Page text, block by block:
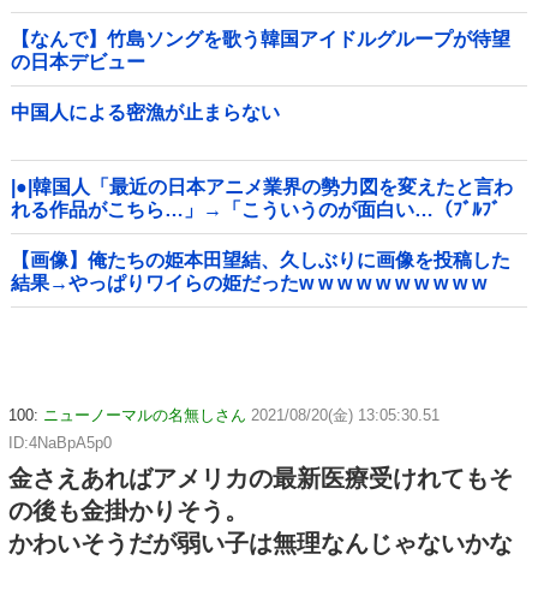
【なんで】竹島ソングを歌う韓国アイドルグループが待望
の日本デビュー
中国人による密漁が止まらない
|●|韓国人「最近の日本アニメ業界の勢力図を変えたと言わ
れる作品がこちら…」→「こういうのが面白い…（ﾌﾞﾙﾌﾞ
ﾙ」＝韓国の反応
【画像】俺たちの姫本田望結、久しぶりに画像を投稿した
結果→やっぱりワイらの姫だったw w w w w w w w w w
100: ニューノーマルの名無しさん 2021/08/20(金) 13:05:30.51
ID:4NaBpA5p0
金さえあればアメリカの最新医療受けれてもそ
の後も金掛かりそう。
かわいそうだが弱い子は無理なんじゃないかな